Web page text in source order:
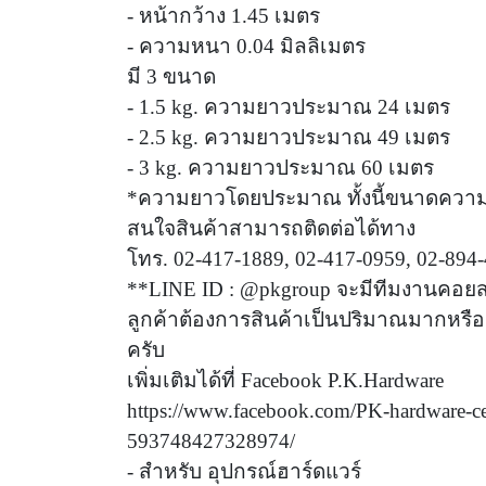
- หน้ากว้าง 1.45 เมตร
- ความหนา 0.04 มิลลิเมตร
มี 3 ขนาด
- 1.5 kg. ความยาวประมาณ 24 เมตร
- 2.5 kg. ความยาวประมาณ 49 เมตร
- 3 kg. ความยาวประมาณ 60 เมตร
*ความยาวโดยประมาณ ทั้งนี้ขนาดควา
สนใจสินค้าสามารถติดต่อได้ทาง
โทร. 02-417-1889, 02-417-0959, 02-
**LINE ID : @pkgroup จะมีทีมงานค
ลูกค้าต้องการสินค้าเป็นปริมาณมากหรือ
ครับ
เพิ่มเติมได้ที่ Facebook P.K.Hardware
https://www.facebook.com/PK-hardware-
593748427328974/
- สำหรับ อุปกรณ์ฮาร์ดแวร์